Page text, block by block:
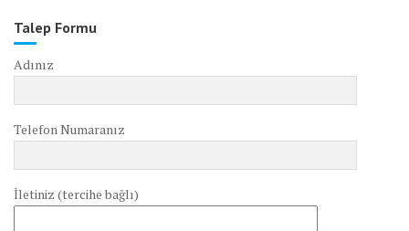
Talep Formu
Adınız
Telefon Numaranız
İletiniz (tercihe bağlı)